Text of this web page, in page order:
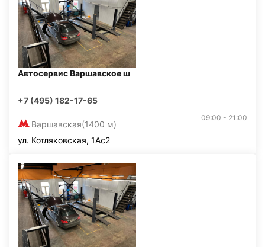
Автосервис Варшавское ш
+7 (495) 182-17-65
Варшавская(1400 м)
09:00 - 21:00
ул. Котляковская, 1Ас2